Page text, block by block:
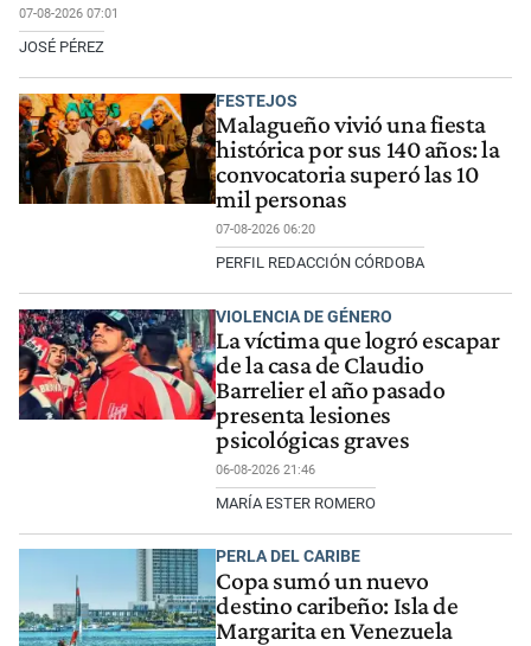
07-08-2026 07:01
JOSÉ PÉREZ
FESTEJOS
Malagueño vivió una fiesta
histórica por sus 140 años: la
convocatoria superó las 10
mil personas
07-08-2026 06:20
PERFIL REDACCIÓN CÓRDOBA
VIOLENCIA DE GÉNERO
La víctima que logró escapar
de la casa de Claudio
Barrelier el año pasado
presenta lesiones
psicológicas graves
06-08-2026 21:46
MARÍA ESTER ROMERO
PERLA DEL CARIBE
Copa sumó un nuevo
destino caribeño: Isla de
Margarita en Venezuela